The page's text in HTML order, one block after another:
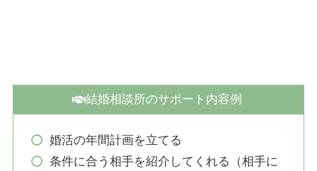
結婚相談所のサポート内容例
婚活の年間計画を立てる
条件に合う相手を紹介してくれる（相手に